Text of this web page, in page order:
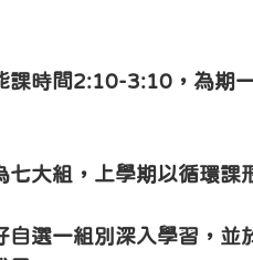
課時間2:10-3:10，為期
七大組，上學期以循環課
自選一組別深入學習，並